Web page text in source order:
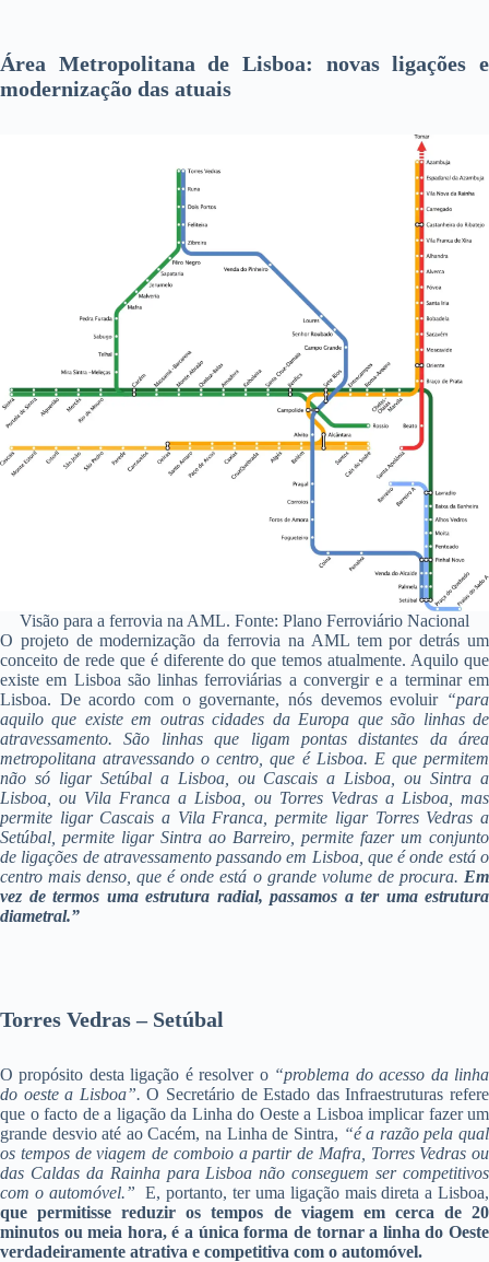
Área Metropolitana de Lisboa: novas ligações e
modernização das atuais
Visão para a ferrovia na AML. Fonte: Plano Ferroviário Nacional
O projeto de modernização da ferrovia na AML tem por detrás um
conceito de rede que é diferente do que temos atualmente. Aquilo que
existe em Lisboa são linhas ferroviárias a convergir e a terminar em
Lisboa. De acordo com o governante, nós devemos evoluir “para
aquilo que existe em outras cidades da Europa que são linhas de
atravessamento. São linhas que ligam pontas distantes da área
metropolitana atravessando o centro, que é Lisboa. E que permitem
não só ligar Setúbal a Lisboa, ou Cascais a Lisboa, ou Sintra a
Lisboa, ou Vila Franca a Lisboa, ou Torres Vedras a Lisboa, mas
permite ligar Cascais a Vila Franca, permite ligar Torres Vedras a
Setúbal, permite ligar Sintra ao Barreiro, permite fazer um conjunto
de ligações de atravessamento passando em Lisboa, que é onde está o
centro mais denso, que é onde está o grande volume de procura. Em
vez de termos uma estrutura radial, passamos a ter uma estrutura
diametral.”
Torres Vedras – Setúbal
O propósito desta ligação é resolver o“problema do acesso da linha
do oeste a Lisboa”.O Secretário de Estado das Infraestruturas refere
que o facto de a ligação da Linha do Oeste a Lisboa implicar fazer um
grande desvio até ao Cacém, na Linha de Sintra, “é a razão pela qual
os tempos de viagem de comboio a partir de Mafra, Torres Vedras ou
das Caldas da Rainha para Lisboa não conseguem ser competitivos
com o automóvel.”E, portanto, ter uma ligação mais direta a Lisboa,
que permitisse reduzir os tempos de viagem em cerca de 20
minutos ou meia hora, é a única forma de tornar a linha do Oeste
verdadeiramente atrativa e competitiva com o automóvel.